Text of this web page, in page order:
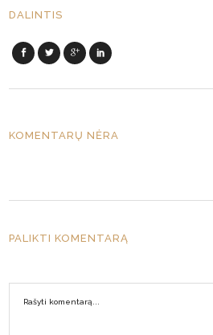
DALINTIS
KOMENTARŲ NĖRA
PALIKTI KOMENTARĄ